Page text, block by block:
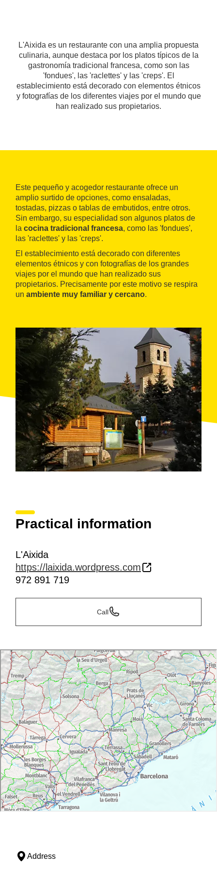
L'Aixida es un restaurante con una amplia propuesta
culinaria, aunque destaca por los platos típicos de la
gastronomía tradicional francesa, como son las
'fondues', las 'raclettes' y las 'creps'. El
establecimiento está decorado con elementos étnicos
y fotografías de los diferentes viajes por el mundo que
han realizado sus propietarios.
Este pequeño y acogedor restaurante ofrece un
amplio surtido de opciones, como ensaladas,
tostadas, pizzas o tablas de embutidos, entre otros.
Sin embargo, su especialidad son algunos platos de
la cocina tradicional francesa, como las 'fondues',
las 'raclettes' y las 'creps'.
El establecimiento está decorado con diferentes
elementos étnicos y con fotografías de los grandes
viajes por el mundo que han realizado sus
propietarios. Precisamente por este motivo se respira
un ambiente muy familiar y cercano.
Practical information
L'Aixida
https://laixida.wordpress.com
972 891 719
Call
Address